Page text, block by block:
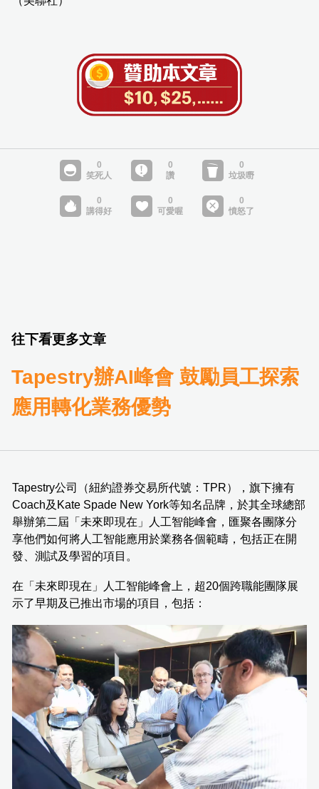
往下看更多文章
Tapestry辦AI峰會 鼓勵員工探索
應用轉化業務優勢
Tapestry公司（紐約證券交易所代號：TPR），旗下擁有
Coach及Kate Spade New York等知名品牌，於其全球總部
舉辦第二屆「未來即現在」人工智能峰會，匯聚各團隊分
享他們如何將人工智能應用於業務各個範疇，包括正在開
發、測試及學習的項目。
在「未來即現在」人工智能峰會上，超20個跨職能團隊展
示了早期及已推出市場的項目，包括：